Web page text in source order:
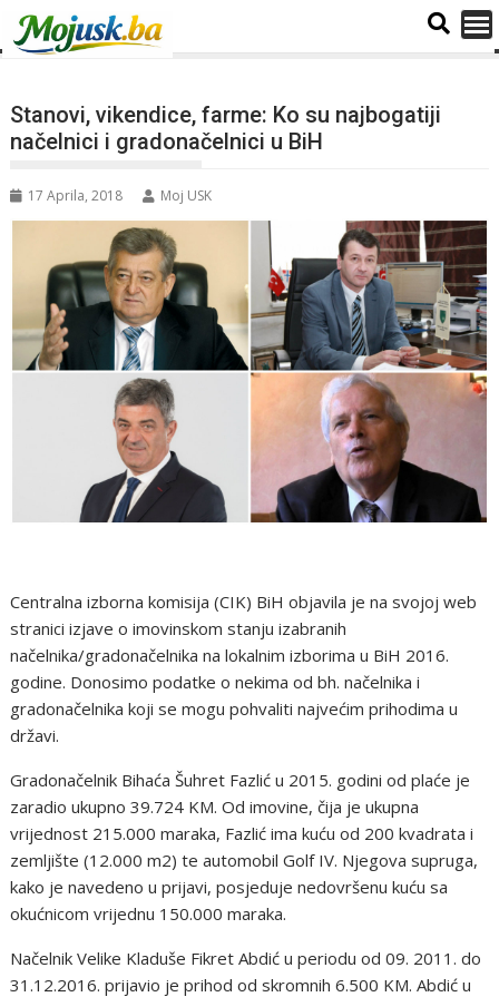
Stanovi, vikendice, farme: Ko su najbogatiji
načelnici i gradonačelnici u BiH
17 Aprila, 2018 Moj USK
Centralna izborna komisija (CIK) BiH objavila je na svojoj web
stranici izjave o imovinskom stanju izabranih
načelnika/gradonačelnika na lokalnim izborima u BiH 2016.
godine. Donosimo podatke o nekima od bh. načelnika i
gradonačelnika koji se mogu pohvaliti najvećim prihodima u
državi.
Gradonačelnik Bihaća Šuhret Fazlić u 2015. godini od plaće je
zaradio ukupno 39.724 KM. Od imovine, čija je ukupna
vrijednost 215.000 maraka, Fazlić ima kuću od 200 kvadrata i
zemljište (12.000 m2) te automobil Golf IV. Njegova supruga,
kako je navedeno u prijavi, posjeduje nedovršenu kuću sa
okućnicom vrijednu 150.000 maraka.
Načelnik Velike Kladuše Fikret Abdić u periodu od 09. 2011. do
31.12.2016. prijavio je prihod od skromnih 6.500 KM. Abdić u